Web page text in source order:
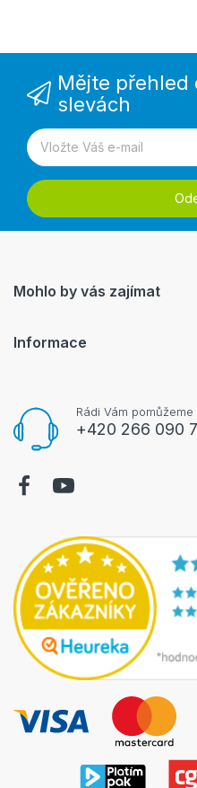
Mějte přehled
slevách
Rádi Vám
+420 266 090
Mohlo by vás zajímat
Informace